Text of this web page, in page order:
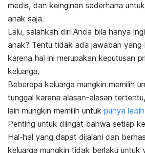
medis, dan keinginan sederhana
anak saja.
Lalu, salahkah diri Anda bila hanya
anak? Tentu tidak ada jawaban yang
karena hal ini merupakan keputusan
keluarga.
Beberapa keluarga mungkin memilih
tunggal karena alasan-alasan
lain mungkin memilih untuk punya
Penting untuk diingat bahwa setiap
Hal-hal yang dapat dijalani dan
keluarga mungkin tidak berlaku untuk